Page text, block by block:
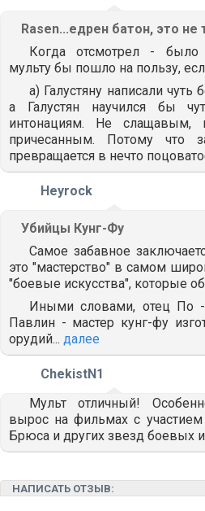
Rasen...едрен батон, это не
Когда отсмотрел - было
мульту бы пошло на пользу,
а) Галустяну написали чуть
а Галустян научился бы
интонациям. Не
причесанным. Потому что
превращается в нечто
Heyrock
Убийцы Кунг-Фу
Самое забавное
это "мастерство" в самом
"боевые искусства", которые
Иными словами, отец По
Павлин - мастер кунг-фу
орудий... далее
ChekistN1
Мульт отличный!
вырос на фильмах с
Брюса и других звезд боевых
НАПИСАТЬ ОТЗЫВ: